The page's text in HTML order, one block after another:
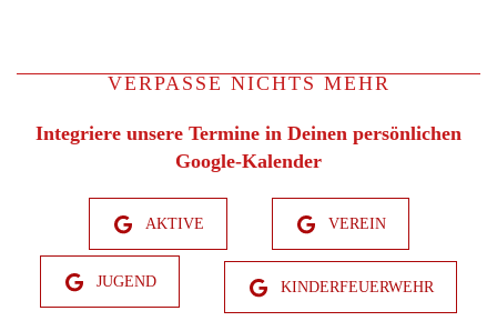
VERPASSE NICHTS MEHR
Integriere unsere Termine in Deinen persönlichen
Google-Kalender
AKTIVE VEREIN
JUGEND KINDERFEUERWEHR